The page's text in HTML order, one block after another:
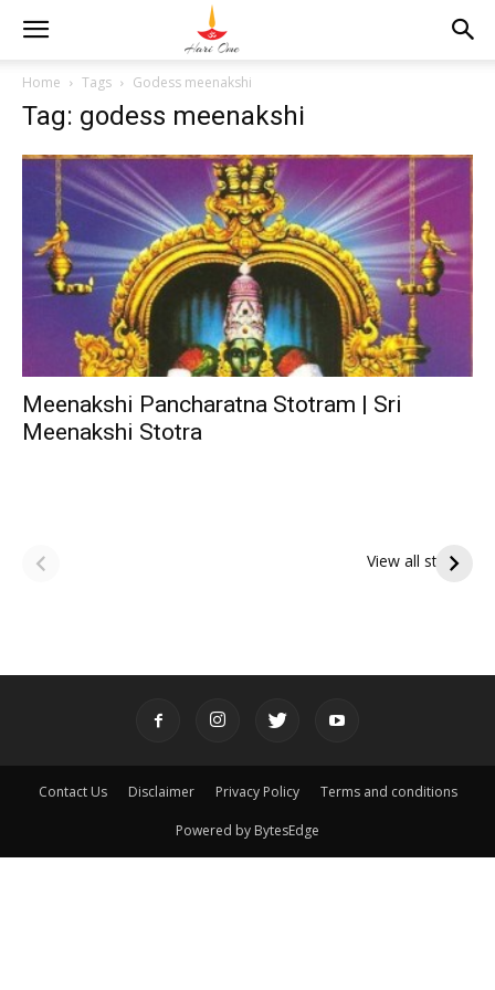
Home Tags Godess meenakshi
Tag: godess meenakshi
Meenakshi Pancharatna Stotram | Sri
Meenakshi Stotra
View all stories
పితృదేవతల ఆశీర్వాదం
ఇంద్రకీలాద్రి గిరి ప్రదక్షిణ
Contact Us Disclaimer Privacy Policy Terms and conditions
Powered by BytesEdge